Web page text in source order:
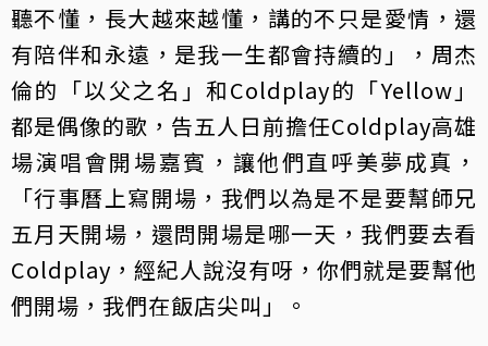
聽不懂，長大越來越懂，講的不只是愛情，還
有陪伴和永遠，是我一生都會持續的」，周杰
倫的「以父之名」和Coldplay的「Yellow」
都是偶像的歌，告五人日前擔任Coldplay高雄
場演唱會開場嘉賓，讓他們直呼美夢成真，
「行事曆上寫開場，我們以為是不是要幫師兄
五月天開場，還問開場是哪一天，我們要去看
Coldplay，經紀人說沒有呀，你們就是要幫他
們開場，我們在飯店尖叫」。